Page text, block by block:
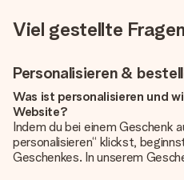
Viel gestellte Fragen
Personalisieren &
Was ist personalisieren und
Website?
Indem du bei einem Geschenk
personalisieren“ klickst,
Geschenkes. In unserem